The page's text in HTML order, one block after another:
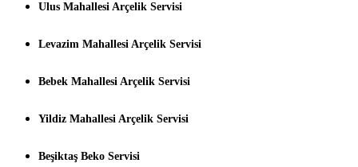
Ulus Mahallesi Arçelik Servisi
Levazim Mahallesi Arçelik Servisi
Bebek Mahallesi Arçelik Servisi
Yildiz Mahallesi Arçelik Servisi
Beşiktaş Beko Servisi